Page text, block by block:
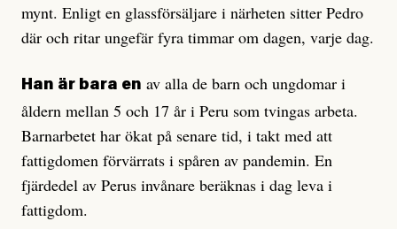
mynt. Enligt en glassförsäljare i närheten sitter Pedro
där och ritar ungefär fyra timmar om dagen, varje dag.
Han är bara en av alla de barn och ungdomar i
åldern mellan 5 och 17 år i Peru som tvingas arbeta.
Barnarbetet har ökat på senare tid, i takt med att
fattigdomen förvärrats i spåren av pandemin. En
fjärdedel av Perus invånare beräknas i dag leva i
fattigdom.